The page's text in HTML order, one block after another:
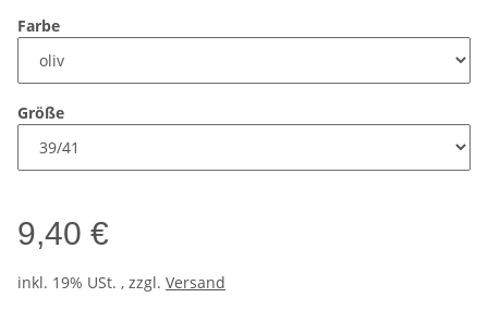
Farbe
Größe
9,40 €
inkl. 19% USt. , zzgl. Versand